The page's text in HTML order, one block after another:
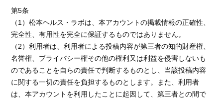
第5条
（1）松本ヘルス・ラボは、本アカウントの掲載情報の正確性、
完全性、有用性を完全に保証するものではありません。
（2）利用者は、利用者による投稿内容が第三者の知的財産権、
名誉権、プライバシー権その他の権利又は利益を侵害しないも
のであることを自らの責任で判断するものとし、当該投稿内容
に関する一切の責任を負担するものとします。また、利用者
は、本アカウントを利用したことに起因して、第三者との間で